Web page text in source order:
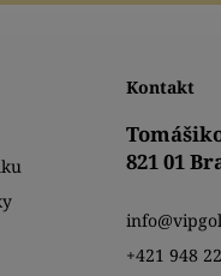
Kontakt
821 01
+421 948